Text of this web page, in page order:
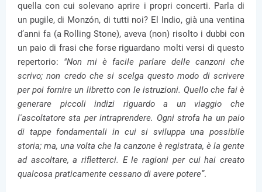
quella con cui solevano aprire i propri concerti. Parla di
un pugile, di Monzón, di tutti noi? El Indio, già una ventina
d’anni fa (a Rolling Stone), aveva (non) risolto i dubbi con
un paio di frasi che forse riguardano molti versi di questo
repertorio: "Non mi è facile parlare delle canzoni che
scrivo; non credo che si scelga questo modo di scrivere
per poi fornire un libretto con le istruzioni. Quello che fai è
generare piccoli indizi riguardo a un viaggio che
l'ascoltatore sta per intraprendere. Ogni strofa ha un paio
di tappe fondamentali in cui si sviluppa una possibile
storia; ma, una volta che la canzone è registrata, è la gente
ad ascoltare, a rifletterci. E le ragioni per cui hai creato
qualcosa praticamente cessano di avere potere”.